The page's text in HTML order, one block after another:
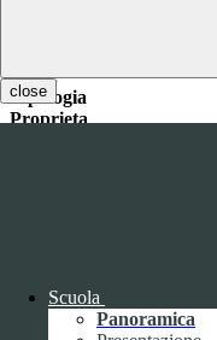
close
Scuola
Panoramica
Nome
Tipologia
Proprieta
Durata:Sessione
Nome: